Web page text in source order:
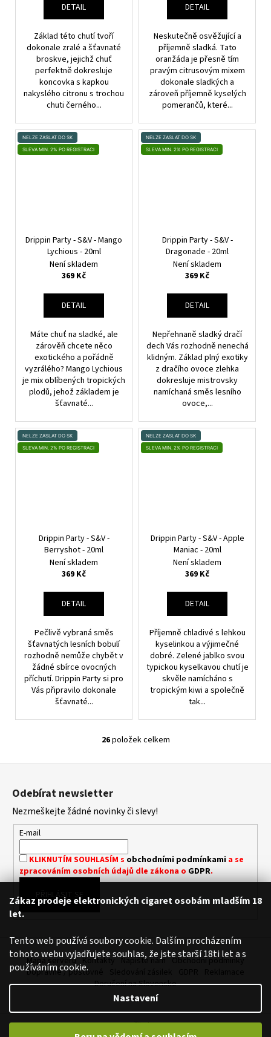
Zákaz prodeje elektronických cigaret osobám mladším 18
let.
Tento web používá soubory cookie. Dalším procházením
tohoto webu vyjadřujete souhlas, že jste starší 18ti let a s
používáním cookie.
Nastavení
DETAIL
Základ této chutí tvoří
dokonale zralé a šťavnaté
broskve, jejichž chuť
perfektně dokresluje
koncovka s kapkou
nakyslého citronu s trochou
chuti černého...
DETAIL
Neskutečně osvěžující a
příjemně sladká. Tato
oranžáda je přesně tím
pravým citrusovým mixem
dokonale sladkých a
zároveň příjemně kyselých
pomerančů, které...
NELZE ZASLAT DO SK
SLEVA MIN. 2% PO REGISTRACI
Drippin Party - S&V - Mango
Lychious - 20ml
Není skladem
369 Kč
DETAIL
Máte chuť na sladké, ale
zárověň chcete něco
exotického a pořádně
vyzrálého? Mango Lychious
je mix oblíbených tropických
plodů, jehož základem je
šťavnaté...
NELZE ZASLAT DO SK
SLEVA MIN. 2% PO REGISTRACI
Drippin Party - S&V -
Dragonade - 20ml
Není skladem
369 Kč
DETAIL
Nepřehnaně sladký dračí
dech Vás rozhodně nenechá
klidným. Základ plný exotiky
z dračího ovoce zlehka
dokresluje mistrovsky
namíchaná směs lesního
ovoce,...
NELZE ZASLAT DO SK
SLEVA MIN. 2% PO REGISTRACI
Drippin Party - S&V -
Berryshot - 20ml
Není skladem
369 Kč
DETAIL
Pečlivě vybraná směs
šťavnatých lesních bobulí
rozhodně nemůže chybět v
žádné sbírce ovocných
příchutí. Drippin Party si pro
Vás připravilo dokonale
šťavnaté...
NELZE ZASLAT DO SK
SLEVA MIN. 2% PO REGISTRACI
Drippin Party - S&V - Apple
Maniac - 20ml
Není skladem
369 Kč
DETAIL
Příjemně chladivé s lehkou
kyselinkou a výjimečné
dobré. Zelené jablko svou
typickou kyselkavou chutí je
skvěle namícháno s
tropickým kiwi a společně
tak...
O
V
A
C
P
R
V
Y
P
I
U
26položek celkem
Z
Odebírat newsletter
Nezmeškejte žádné novinky či slevy!
E-mail
KLIKNUTÍM SOUHLASÍM s obchodními podmínkamia se
zpracováním osobních údajů dle zákona o GDPR.
PŘIHLÁSIT SE
Mapa serveru Kontakty Napište nám Obchodní podmínky
Dopravné / poštovné
Doručení na Slovensko
Vytvořil Shoptet